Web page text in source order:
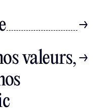
valeurs,